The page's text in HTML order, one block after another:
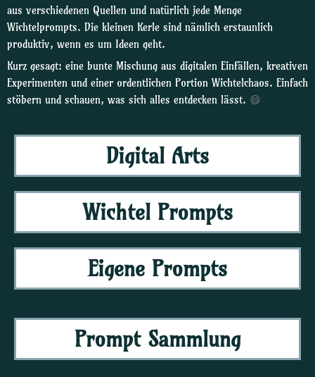
aus verschiedenen Quellen und natürlich jede Menge
Wichtelprompts. Die kleinen Kerle sind nämlich erstaunlich
produktiv, wenn es um Ideen geht.
Kurz gesagt: eine bunte Mischung aus digitalen Einfällen, kreativen
Experimenten und einer ordentlichen Portion Wichtelchaos. Einfach
stöbern und schauen, was sich alles entdecken lässt. 😄
Digital Arts
Wichtel Prompts
Eigene Prompts
Prompt Sammlung